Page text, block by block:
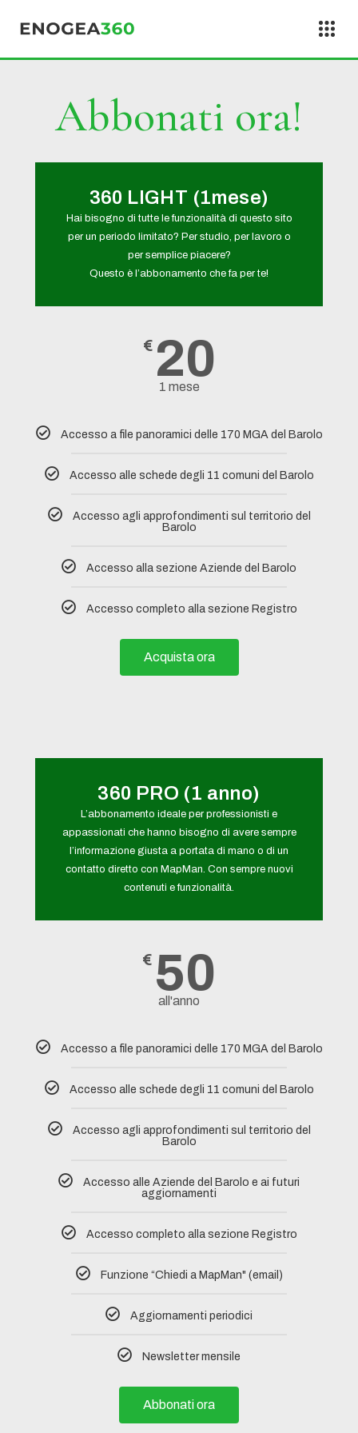
Abbonati ora!
360 LIGHT (1mese)
Hai bisogno di tutte le funzionalità di questo sito
per un periodo limitato? Per studio, per lavoro o
per semplice piacere?
Questo è l’abbonamento che fa per te!
€ 20
1 mese
Accesso a file panoramici delle 170 MGA del Barolo
Accesso alle schede degli 11 comuni del Barolo​
Accesso agli approfondimenti sul territorio del
Barolo
Accesso alla sezione Aziende del Barolo
Accesso completo alla sezione Registro
Acquista ora
360 PRO (1 anno)
L’abbonamento ideale per professionisti e
appassionati che hanno bisogno di avere sempre
l’informazione giusta a portata di mano o di un
contatto diretto con MapMan. Con sempre nuovi
contenuti e funzionalità.
€ 50
all'anno
Accesso a file panoramici delle 170 MGA del Barolo
Accesso alle schede degli 11 comuni del Barolo​
Accesso agli approfondimenti sul territorio del
Barolo
Accesso alle Aziende del Barolo e ai futuri
aggiornamenti
Accesso completo alla sezione Registro​
Funzione “Chiedi a MapMan" (email)
Aggiornamenti periodici
Newsletter mensile
Abbonati ora